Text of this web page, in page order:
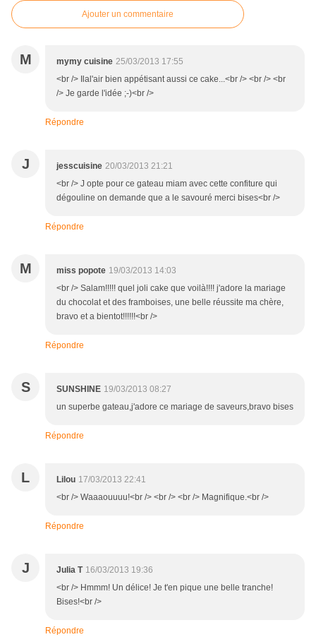
Ajouter un commentaire
M mymy cuisine 25/03/2013 17:55
<br /> Ilal'air bien appétisant aussi ce cake...<br /> <br /> <br
/> Je garde l'idée ;-)<br />
Répondre
J jesscuisine 20/03/2013 21:21
<br /> J opte pour ce gateau miam avec cette confiture qui
dégouline on demande que a le savouré merci bises<br />
Répondre
M miss popote 19/03/2013 14:03
<br /> Salam!!!!! quel joli cake que voilà!!!! j'adore la mariage
du chocolat et des framboises, une belle réussite ma chère,
bravo et a bientot!!!!!!<br />
Répondre
S SUNSHINE 19/03/2013 08:27
un superbe gateau,j'adore ce mariage de saveurs,bravo bises
Répondre
L Lilou 17/03/2013 22:41
<br /> Waaaouuuu!<br /> <br /> <br /> Magnifique.<br />
Répondre
J Julia T 16/03/2013 19:36
<br /> Hmmm! Un délice! Je t'en pique une belle tranche!
Bises!<br />
Répondre